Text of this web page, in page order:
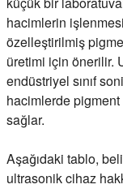
hacimlerin
özelleştirilmiş
üretimi için önerilir.
endüstriyel sınıf
hacimlerde
sağlar.
Aşağıdaki tablo,
ultrasonik cihaz